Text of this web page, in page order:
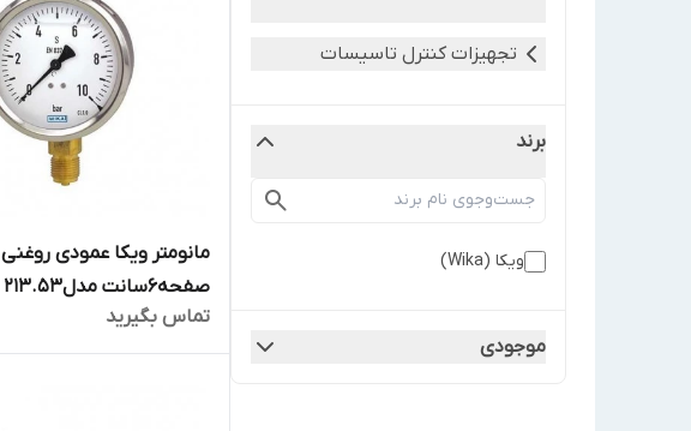
تجهیزات کنترل تاسیسات
برند
ویکا (Wika)
موجودی
مانومتر ویکا عمودی روغنی
صفحه6سانت مدل213.53
تماس بگیرید